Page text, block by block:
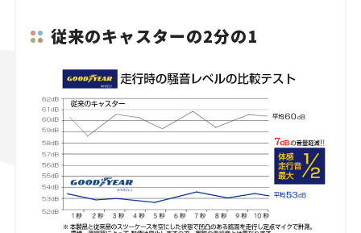
従来のキャスターの2分の1